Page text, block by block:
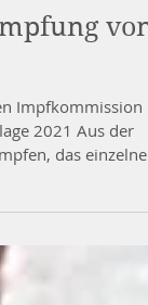
von
2021 Aus der